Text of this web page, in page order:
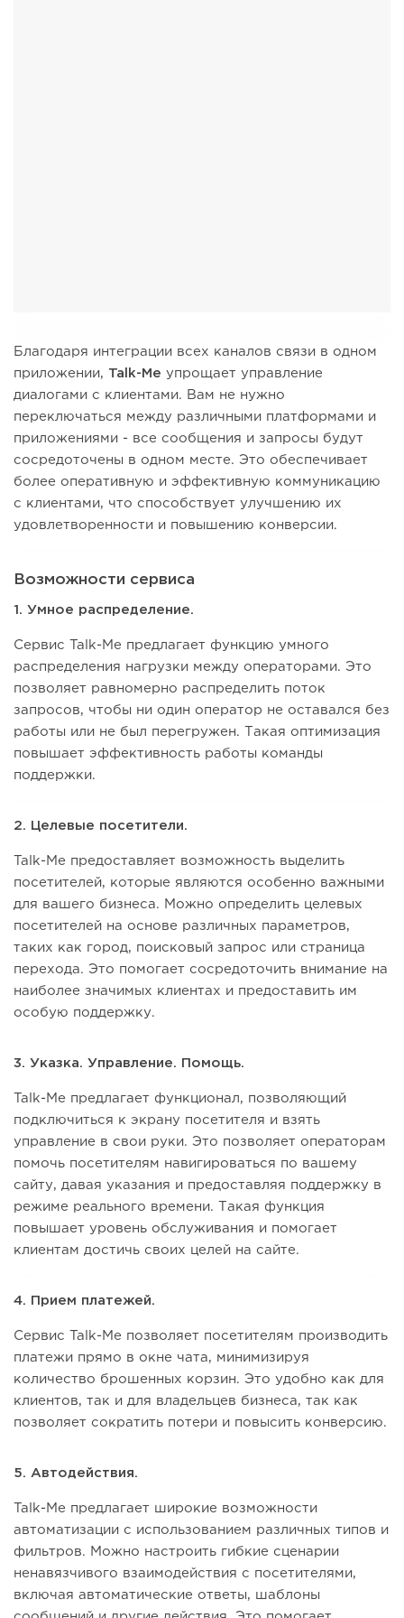
Благодаря интеграции всех каналов связи в одном
приложении, Talk-Me упрощает управление
диалогами с клиентами. Вам не нужно
переключаться между различными платформами и
приложениями - все сообщения и запросы будут
сосредоточены в одном месте. Это обеспечивает
более оперативную и эффективную коммуникацию
с клиентами, что способствует улучшению их
удовлетворенности и повышению конверсии.
Возможности сервиса
1. Умное распределение.
Сервис Talk-Me предлагает функцию умного
распределения нагрузки между операторами. Это
позволяет равномерно распределить поток
запросов, чтобы ни один оператор не оставался без
работы или не был перегружен. Такая оптимизация
повышает эффективность работы команды
поддержки.
2. Целевые посетители.
Talk-Me предоставляет возможность выделить
посетителей, которые являются особенно важными
для вашего бизнеса. Можно определить целевых
посетителей на основе различных параметров,
таких как город, поисковый запрос или страница
перехода. Это помогает сосредоточить внимание на
наиболее значимых клиентах и предоставить им
особую поддержку.
3. Указка. Управление. Помощь.
Talk-Me предлагает функционал, позволяющий
подключиться к экрану посетителя и взять
управление в свои руки. Это позволяет операторам
помочь посетителям навигироваться по вашему
сайту, давая указания и предоставляя поддержку в
режиме реального времени. Такая функция
повышает уровень обслуживания и помогает
клиентам достичь своих целей на сайте.
4. Прием платежей.
Сервис Talk-Me позволяет посетителям производить
платежи прямо в окне чата, минимизируя
количество брошенных корзин. Это удобно как для
клиентов, так и для владельцев бизнеса, так как
позволяет сократить потери и повысить конверсию.
5. Автодействия.
Talk-Me предлагает широкие возможности
автоматизации с использованием различных типов и
фильтров. Можно настроить гибкие сценарии
ненавязчивого взаимодействия с посетителями,
включая автоматические ответы, шаблоны